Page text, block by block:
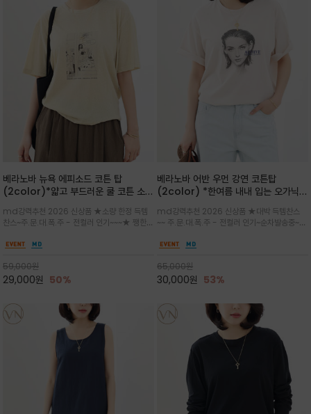
베라노바 뉴욕 에피소드 코튼 탑
(2color)*얇고 부드러운 쿨 코튼 소재
고 자연스러운 멋이 있는 핏으로 여름내
내 편하고 감각적으로 입으세요
md강력추천 2026 신상품 ★소량 한정 득템
찬스~주.문.대.폭.주 - 전컬러 인기~~~★ 쨍한듯
내추럴한 컬러감이 매력적인 티셔츠/여유로운
59,000원
29,000원 50%
베라노바 어반 우먼 강연 코튼탑
(2color) *한여름 내내 입는 오가닉
워크 (Line Work) & 스케치/감각적
인 아트워크 프린트가 시선을 끄는 루즈
핏 강연티셔츠
md강력추천 2026 신상품 ★대박 득템찬스
~~ 주.문.대.폭.주 - 전컬러 인기~순차발송중~★
한 착용감을 선사하며, 자연스럽게 떨어지는 실루
으로도 포인트가 되며, 데일리 활
65,000원
30,000원 53%